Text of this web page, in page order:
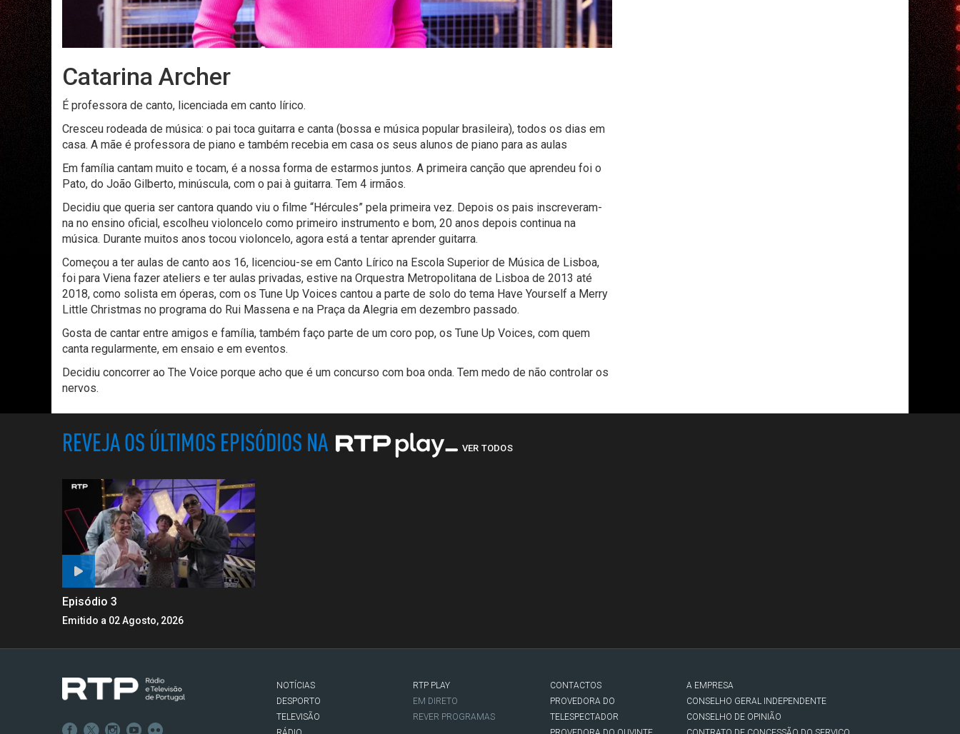
Catarina Archer
É professora de canto, licenciada em canto lírico.
Cresceu rodeada de música: o pai toca guitarra e canta (bossa e música popular brasileira), todos os dias em
casa. A mãe é professora de piano e também recebia em casa os seus alunos de piano para as aulas
Em família cantam muito e tocam, é a nossa forma de estarmos juntos. A primeira canção que aprendeu foi o
Pato, do João Gilberto, minúscula, com o pai à guitarra. Tem 4 irmãos.
Decidiu que queria ser cantora quando viu o filme “Hércules” pela primeira vez. Depois os pais inscreveram-
na no ensino oficial, escolheu violoncelo como primeiro instrumento e bom, 20 anos depois continua na
música. Durante muitos anos tocou violoncelo, agora está a tentar aprender guitarra.
Começou a ter aulas de canto aos 16, licenciou-se em Canto Lírico na Escola Superior de Música de Lisboa,
foi para Viena fazer ateliers e ter aulas privadas, estive na Orquestra Metropolitana de Lisboa de 2013 até
2018, como solista em óperas, com os Tune Up Voices cantou a parte de solo do tema Have Yourself a Merry
Little Christmas no programa do Rui Massena e na Praça da Alegria em dezembro passado.
Gosta de cantar entre amigos e família, também faço parte de um coro pop, os Tune Up Voices, com quem
canta regularmente, em ensaio e em eventos.
Decidiu concorrer ao The Voice porque acho que é um concurso com boa onda. Tem medo de não controlar os
nervos.
REVEJA OS ÚLTIMOS EPISÓDIOS NA VER TODOS
Episódio 3
Emitido a 02 Agosto, 2026
NOTÍCIAS
DESPORTO
TELEVISÃO
RTP PLAY
EM DIRETO
REVER PROGRAMAS
CONTACTOS
PROVEDORA DO
TELESPECTADOR
A EMPRESA
CONSELHO GERAL INDEPENDENTE
CONSELHO DE OPINIÃO